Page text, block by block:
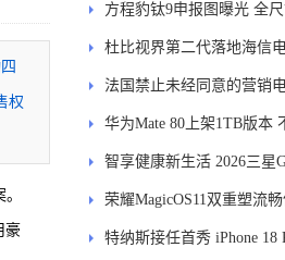
权
豪
方程豹钛9申报图曝光 全
发DMS
杜比视界第二代落地海信
能迎来哪些升级？
法国禁止未经同意的营销
进
华为Mate 80上架1TB版本
智享健康新生活 2026三星
式开售
荣耀MagicOS11双重塑流
特纳斯接任首秀 iPhone 18